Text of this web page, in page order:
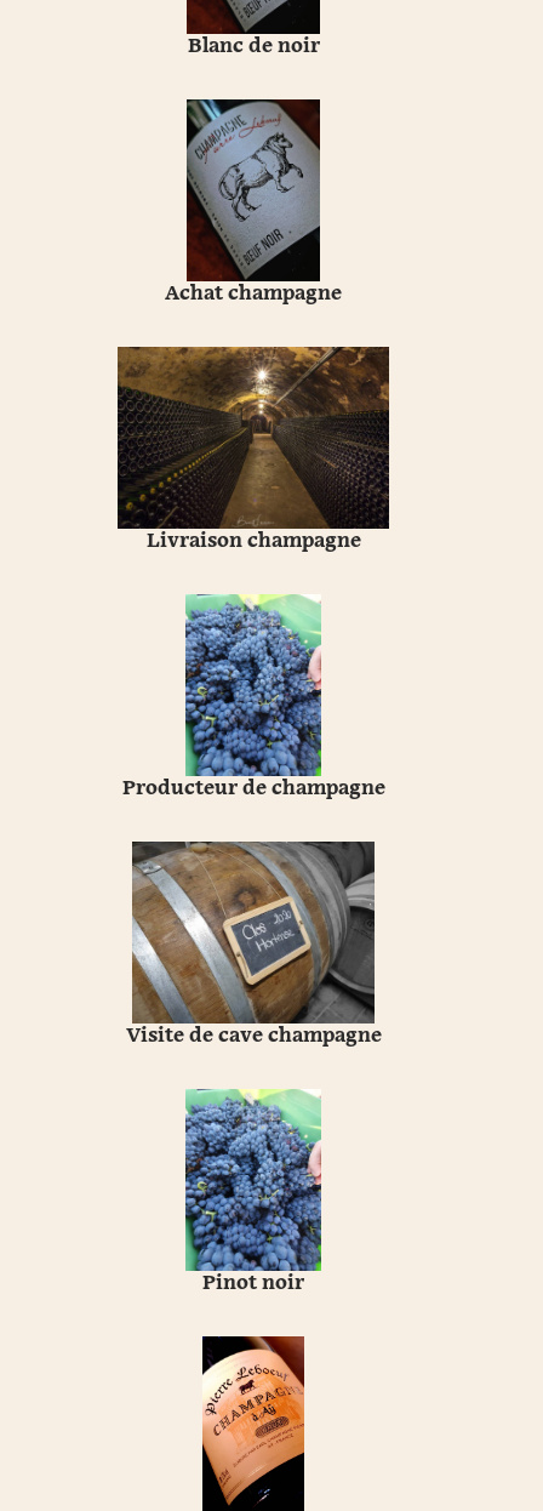
Blanc de noir
Achat champagne
Livraison champagne
Producteur de champagne
Visite de cave champagne
Pinot noir